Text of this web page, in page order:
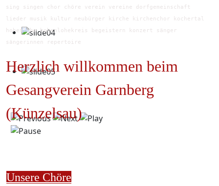
sing singen chor chöre verein vereine dorfgemeinschaft
lieder musik kultur neubürger kirche kirchenchor kochertal
hohenlohe hohenlohekreis begeistern konzert sänger
sängerinnen repertoire
Herzlich willkommen beim
Gesangverein Garnberg
(Künzelsau)
Unsere Chöre